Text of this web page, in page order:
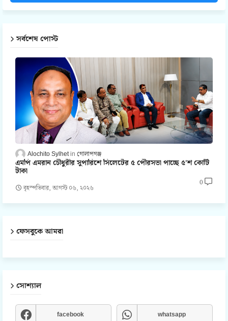
সর্বশেষ পোস্ট
Alochito Sylhet গোলাপগঞ্জ
এমপি এমরান চৌধুরীর সুপারিশে সিলেটের ৫ পৌরসভা পাচ্ছে ৫'শ কোটি
টাকা
বৃহস্পতিবার, আগস্ট ০৬, ২০২৬
0
ফেসবুকে আমরা
সোশ্যাল
facebook whatsapp